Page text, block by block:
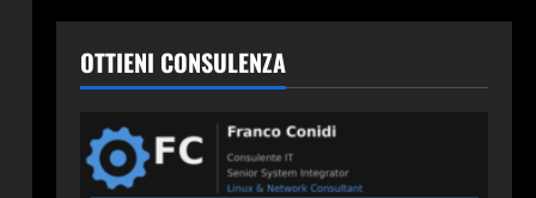
OTTIENI CONSULENZA